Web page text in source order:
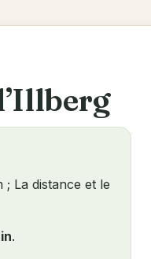
; La distance et le
.